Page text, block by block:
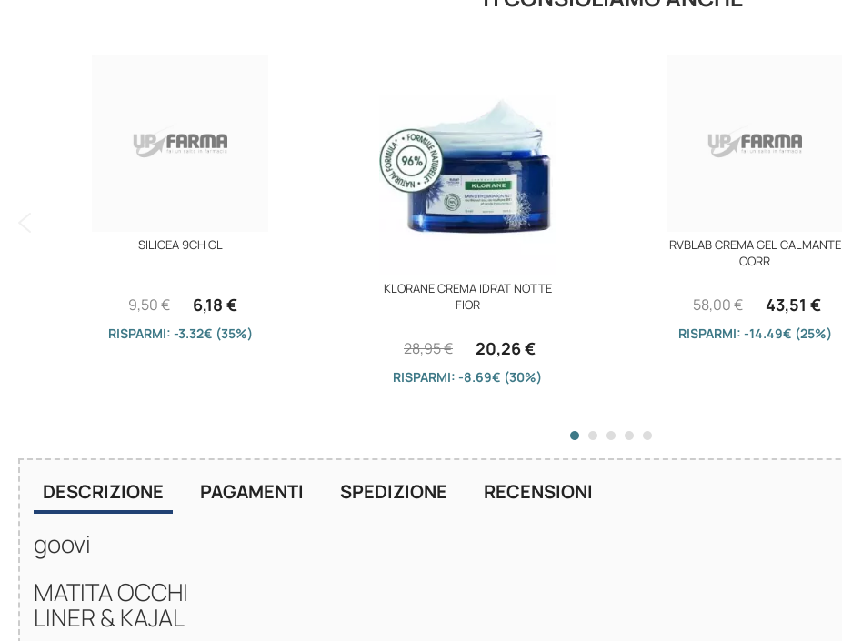
SILICEA 9CH GL
6,18 €
9,50 €
RISPARMI: -3.32€ (35%)
KLORANE CREMA IDRAT NOTTE
FIOR
20,26 €
28,95 €
RISPARMI: -8.69€ (30%)
RVBLAB CREMA GEL CALMANTE
CORR
43,51 €
58,00 €
RISPARMI: -14.49€ (25%)
DESCRIZIONE
goovi
MATITA OCCHI
LINER & KAJAL
PAGAMENTI SPEDIZIONE RECENSIONI